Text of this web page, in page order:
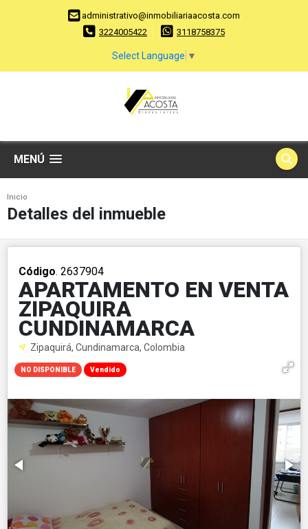
administrativo@inmobiliariaacosta.com
3224005422
3118758375
Select Language ▼
MENÚ
Inicio
Detalles del inmueble
Código. 2637904
APARTAMENTO EN VENTA
ZIPAQUIRA
CUNDINAMARCA
Zipaquirá, Cundinamarca, Colombia
NO DISPONIBLE Vendido